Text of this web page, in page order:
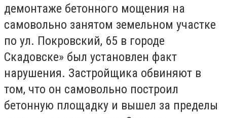
демонтаже бетонного мощения на
самовольно занятом земельном участке
по ул. Покровский, 65 в городе
Скадовске» был установлен факт
нарушения. Застройщика обвиняют в
том, что он самовольно построил
бетонную площадку и вышел за пределы